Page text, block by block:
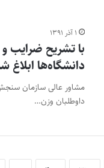
۱ آذر ۱۳۹۱
دانشگاه‌ها ابلاغ
داوطلبان وزن…